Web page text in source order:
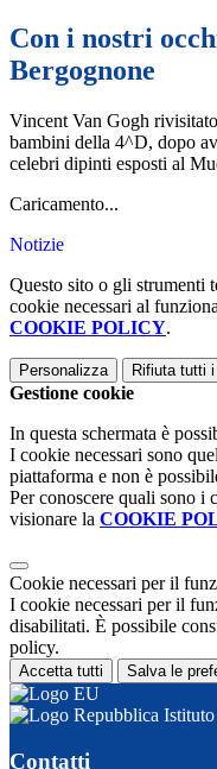
Con i nostri
Bergognone
Vincent Van Gogh
bambini della 4^D, dopo
celebri dipinti esposti al
Caricamento...
Notizie
Questo sito o gli strumenti
cookie necessari al
COOKIE POLICY.
Personalizza Rifiuta tutti i
Gestione cookie
In questa schermata è
I cookie necessari sono
piattaforma e non è
Per conoscere quali sono i
visionare la COOKIE
Cookie necessari per il
I cookie necessari per il
disabilitati. È possibile
policy.
Accetta tutti Salva le
Contatti